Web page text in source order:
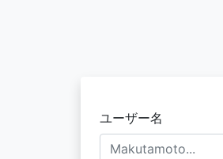
ユーザー名